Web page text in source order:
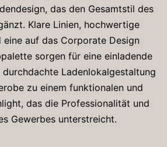
das den Gesamtstil des
Klare Linien, hochwertige
eine auf das Corporate Design
sorgen für eine einladende
durchdachte Ladenlokalgestaltung
zu einem funktionalen und
das die Professionalität und
Gewerbes unterstreicht.